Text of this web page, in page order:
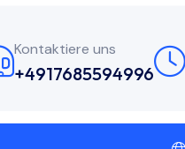
Kontaktiere uns
+4917685594996